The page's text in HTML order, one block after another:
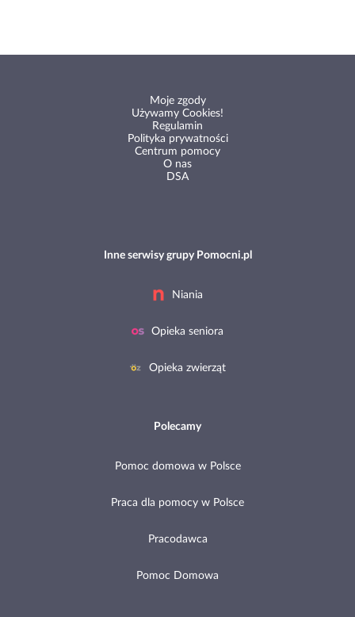
Moje zgody
Używamy Cookies!
Regulamin
Polityka prywatności
Centrum pomocy
O nas
DSA
Inne serwisy grupy Pomocni.pl
Niania
Opieka seniora
Opieka zwierząt
Polecamy
Pomoc domowa w Polsce
Praca dla pomocy w Polsce
Pracodawca
Pomoc Domowa